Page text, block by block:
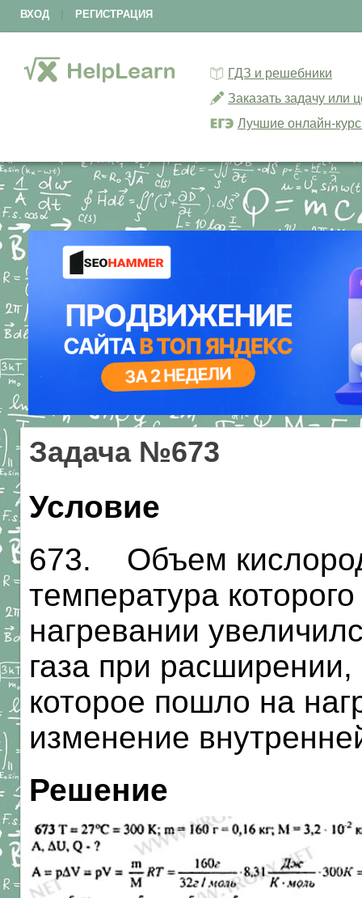
ВХОД РЕГИСТРАЦИЯ
ГДЗ и решебники
Заказать задачу или
Лучшие онлайн-
Задача №673
Условие
673. Объем
температура
нагревании
газа при
которое пошло на
изменение
Решение